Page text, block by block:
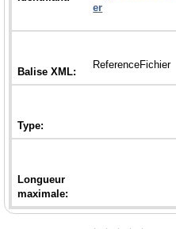
ReferenceFichier
Longueur